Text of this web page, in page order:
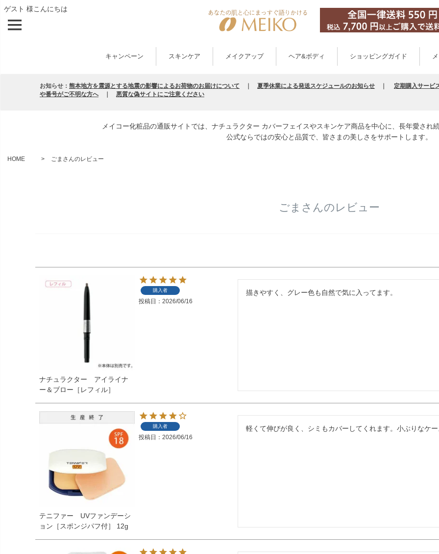
ゲスト 様こんにちは
キャンペーン スキンケア メイクアップ ヘア&ボディ ショッピングガイド
お知らせ： 熊本地方を震源とする地震の影響によるお荷物のお届けについて 夏季休業による発送スケジュールのお知らせ 定期購入サービ
や番号がご不明な方へ｜ 悪質な偽サイトにご注意ください
メイコー化粧品の通販サイトでは、ナチュラクター カバーフェイスやスキンケア商品を中心に、長年愛され
公式ならではの安心と品質で、皆さまの美しさをサポートします。
HOME ごまさんのレビュー
ごまさんのレビュー
ナチュラクター アイライナ
ー＆ブロー［レフィル］
購入者
投稿日 2026/06/16
描きやすく、グレー色も自然で気に入ってます。
テニファー UVファンデーシ
ョン［スポンジパフ付］ 12g
購入者
投稿日 2026/06/16
軽くて伸びが良く、シミもカバーしてくれます。小ぶりなケ